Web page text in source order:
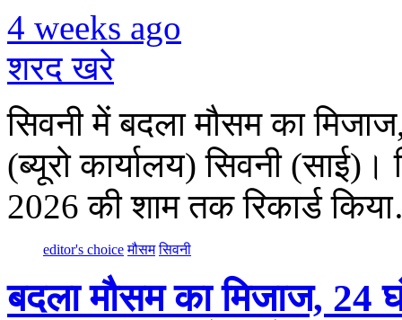
4 weeks ago
शरद खरे
सिवनी में बदला मौसम का
(ब्यूरो कार्यालय) सिवनी
2026 की शाम तक रिकार्ड
editor's choice मौसम सिवनी
बदला मौसम का मिजाज, 24